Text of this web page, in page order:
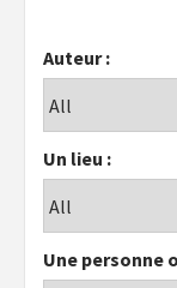
Auteur :
Un lieu :
Une personne